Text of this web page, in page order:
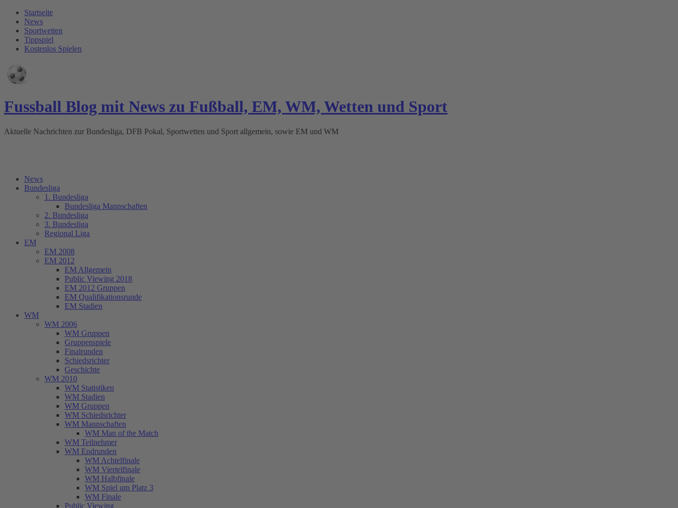
Startseite
News
Sportwetten
Tippspiel
Kostenlos Spielen
Fussball Blog mit News zu Fußball, EM, WM, Wetten und Sport
Aktuelle Nachrichten zur Bundesliga, DFB Pokal, Sportwetten und Sport allgemein, sowie EM und WM
News
Bundesliga
1. Bundesliga
Bundesliga Mannschaften
2. Bundesliga
3. Bundesliga
Regional Liga
EM
EM 2008
EM 2012
EM Allgemein
Public Viewing 2018
EM 2012 Gruppen
EM Qualifikationsrunde
EM Stadien
WM
WM 2006
WM Gruppen
Gruppenspiele
Finalrunden
Schiedsrichter
Geschichte
WM 2010
WM Statistiken
WM Stadien
WM Gruppen
WM Schiedsrichter
WM Mannschaften
WM Man of the Match
WM Teilnehmer
WM Endrunden
WM Achtelfinale
WM Viertelfinale
WM Halbfinale
WM Spiel um Platz 3
WM Finale
Public Viewing